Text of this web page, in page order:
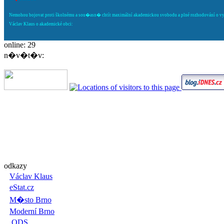
Nemohou bojovat proti školnému a sou�asn� chtít maximální akademickou svobodu a plné rozhodování
Václav Klaus o akademické obci:
online: 29
n�v�t�v:
odkazy
Václav Klaus
eStat.cz
M�sto Brno
Moderní Brno
ODS